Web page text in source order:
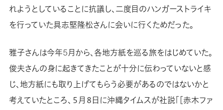
れようとしていることに抗議し、二度目のハンガーストライキ
を行っていた具志堅隆松さんに会いに行くためだった。
雅子さんは今年5月から、各地方紙を巡る旅をはじめていた。
俊夫さんの身に起きてきたことが十分に伝わっていないと感
じ、地方紙にも取り上げてもらう必要があるのではないかと
考えていたところ、５月８日に沖縄タイムスが社説「［赤木ファ